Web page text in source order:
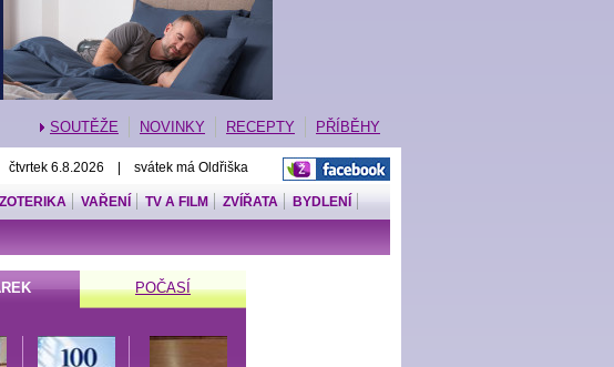
SOUTĚŽE NOVINKY RECEPTY PŘÍBĚHY
čtvrtek 6.8.2026 | svátek má Oldřiška
VAŘENÍ TV A FILM ZVÍŘATA BYDLENÍ
POČASÍ